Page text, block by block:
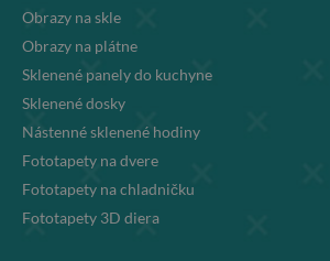
Obrazy na skle
Obrazy na plátne
Sklenené panely do kuchyne
Sklenené dosky
Nástenné sklenené hodiny
Fototapety na dvere
Fototapety na chladničku
Fototapety 3D diera